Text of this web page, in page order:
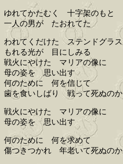
ゆれてかたむく 十字架のもと
一人の男が たおれてた
われてくだけた ステンドグラス
もれる光が 目にしみる
戦火にやけた マリアの像に
母の姿を 思い出す
何のために 何を信じて
歯を食いしばり 戦って死ぬのか
戦火にやけた マリアの像に
母の姿を 思い出す
何のために 何を求めて
傷つきつかれ 年老いて死ぬのか